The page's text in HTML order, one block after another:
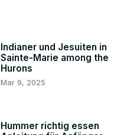
Indianer und Jesuiten in
Sainte-Marie among the
Hurons
Mar 9, 2025
Hummer richtig essen